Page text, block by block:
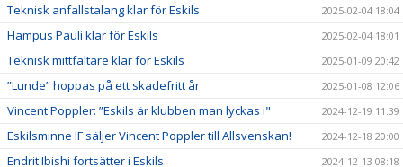
Teknisk anfallstalang klar för Eskils 2025-02-04 18:04
Hampus Pauli klar för Eskils 2025-02-04 18:01
Teknisk mittfältare klar för Eskils 2025-01-09 20:42
”Lunde” hoppas på ett skadefritt år 2025-01-08 12:06
Vincent Poppler: ”Eskils är klubben man lyckas i" 2024-12-19 11:39
Eskilsminne IF säljer Vincent Poppler till Allsvenskan! 2024-12-18 20:00
Endrit Ibishi fortsätter i Eskils 2024-12-13 08:18